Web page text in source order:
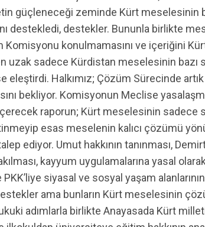
güçleneceği zeminde Kürt meselesinin
destekledi, destekler. Bununla birlikte
konulmamasını ve içeriğini
uzak sadece Kürdistan meselesinin bazı
eleştirdi. Halkımız; Çözüm Sürecinde
bekliyor. Komisyonun Meclise
raporun; Kürt meselesinin sadece
esas meselenin kalıcı çözümü
ediyor. Umut hakkının tanınması,
kayyum uygulamalarına yasal
siyasal ve sosyal yaşam
destekler ama bunların Kürt meselesinin
adımlarla birlikte Anayasada Kürt